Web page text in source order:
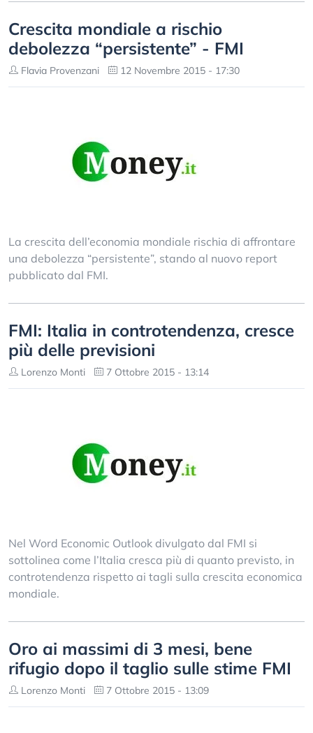
Crescita mondiale a rischio
debolezza “persistente” - FMI
Flavia Provenzani 12 Novembre 2015 - 17:30
La crescita dell’economia mondiale rischia di affrontare
una debolezza “persistente”, stando al nuovo report
pubblicato dal FMI.
FMI: Italia in controtendenza, cresce
più delle previsioni
Lorenzo Monti 7 Ottobre 2015 - 13:14
Nel Word Economic Outlook divulgato dal FMI si
sottolinea come l’Italia cresca più di quanto previsto, in
controtendenza rispetto ai tagli sulla crescita economica
mondiale.
Oro ai massimi di 3 mesi, bene
rifugio dopo il taglio sulle stime FMI
Lorenzo Monti 7 Ottobre 2015 - 13:09